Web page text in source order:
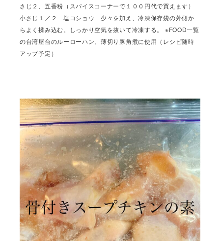
さじ２、五香粉（スパイスコーナーで１００円代で買えます）
小さじ１／２ 塩コショウ 少々を加え、冷凍保存袋の外側か
らよく揉み込む。しっかり空気を抜いて冷凍する。 ※FOOD一覧
の台湾屋台のルーローハン、薄切り豚角煮に使用（レシピ随時
アップ予定）